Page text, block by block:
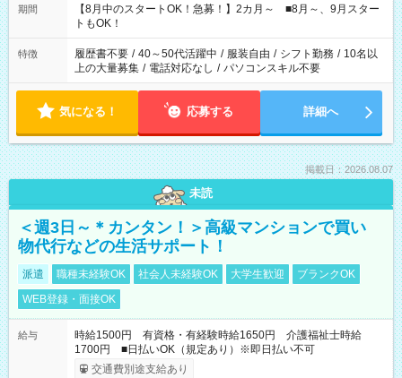
「できれば残業はしたくない」 など、ご希望を教えてください
ね。 ※Wワーク希望の方へ 今ご覧のお仕事で希望する勤務時間
と、もう1つのお仕事の勤務時間。 合計で週40時間を超える場
合は応募できません。
期間
【8月中のスタートOK！急募！】2カ月～ ■8月～、9月スター
トもOK！
特徴 履歴書不要 / 40～50代活躍中 / 服装自由 / シフト勤務 / 10名以
上の大量募集 / 電話対応なし / パソコンスキル不要
気になる！ 応募する 詳細へ
掲載日：2026.08.07
未読
＜週3日～＊カンタン！＞高級マンションで買い
物代行などの生活サポート！
派遣 職種未経験OK 社会人未経験OK 大学生歓迎
ブランクOK
WEB登録・面接OK
給与
時給1500円 有資格・有経験時給1650円 介護福祉士時給
1700円 ■日払いOK（規定あり）※即日払い不可
交通費別途支給あり